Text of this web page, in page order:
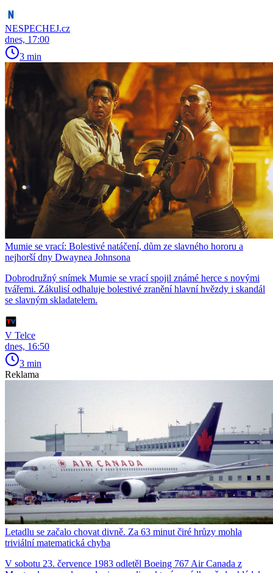
NESPECHEJ.cz
dnes, 17:00
3 min
Mumie se vrací: Bolestivé natáčení, dům ze slavného hororu a
nejhorší dny Dwaynea Johnsona
Dobrodružný snímek Mumie se vrací spojil známé herce s novými
tvářemi. Zákulisí odhaluje bolestivé zranění hlavní hvězdy i skandál
se slavným skladatelem.
V Telce
dnes, 16:50
3 min
Reklama
Letadlu se začalo chovat divně. Za 63 minut čiré hrůzy mohla
triviální matematická chyba
V sobotu 23. července 1983 odletěl Boeing 767 Air Canada z